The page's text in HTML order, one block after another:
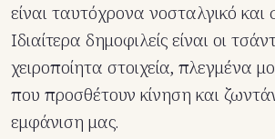
είναι ταυτόχρονα νοσταλγικό και
Ιδιαίτερα δημοφιλείς είναι οι
χειροποίητα στοιχεία, πλεγμένα
που προσθέτουν κίνηση και
εμφάνιση μας.